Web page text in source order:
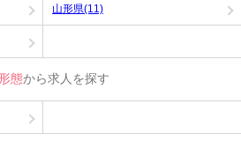
山形県(11)
態から求人を探す